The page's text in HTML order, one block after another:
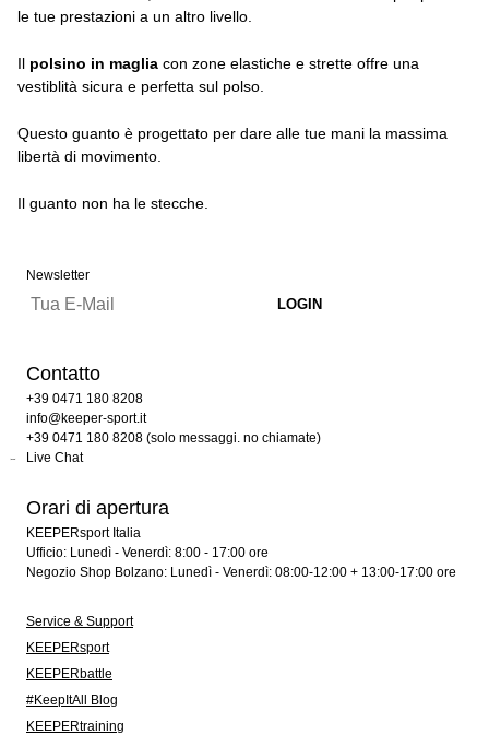
le tue prestazioni a un altro livello.
Il polsino in maglia con zone elastiche e strette offre una
vestiblità sicura e perfetta sul polso.
Questo guanto è progettato per dare alle tue mani la massima
libertà di movimento.
Il guanto non ha le stecche.
Newsletter
Contatto
+39 0471 180 8208
info@keeper-sport.it
+39 0471 180 8208 (solo messaggi. no chiamate)
Live Chat
Orari di apertura
KEEPERsport Italia
Ufficio: Lunedì - Venerdì: 8:00 - 17:00 ore
Negozio Shop Bolzano: Lunedì - Venerdì: 08:00-12:00 + 13:00-17:00 ore
Service & Support
KEEPERsport
KEEPERbattle
#KeepItAll Blog
KEEPERtraining